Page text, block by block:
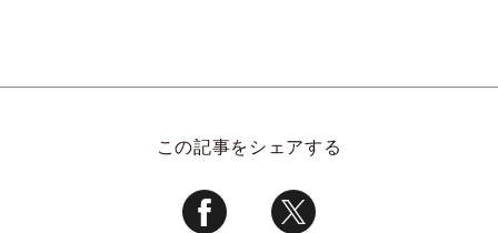
この記事をシェアする